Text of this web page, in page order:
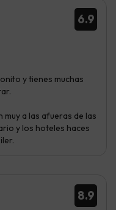
6.9
y tienes muchas
a las afueras de las
y los hoteles haces
8.9